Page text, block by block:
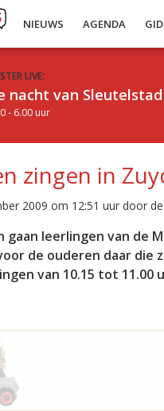
NIEUWS AGENDA
LIVE:
nacht van Sleutelstad
- 6.00 uur
zingen in
2009 om 12:51 uur door
gaan leerlingen van de
de ouderen daar
van 10.15 tot 11.00